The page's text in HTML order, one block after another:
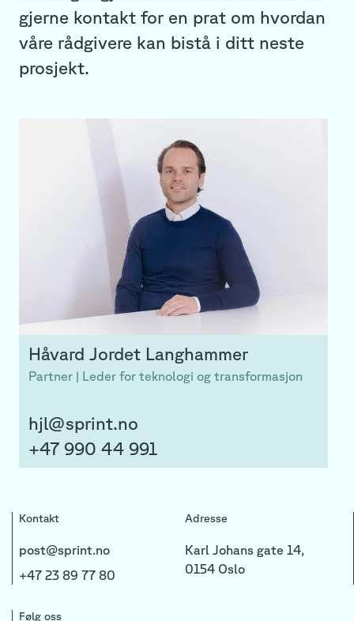
gjerne kontakt for en prat om hvordan
våre rådgivere kan bistå i ditt neste
prosjekt.
Håvard Jordet Langhammer
Partner | Leder for teknologi og transformasjon
hjl@sprint.no
+47 990 44 991
Kontakt
post@sprint.no
+47 23 89 77 80
Adresse
Karl Johans gate 14,
0154 Oslo
Følg oss